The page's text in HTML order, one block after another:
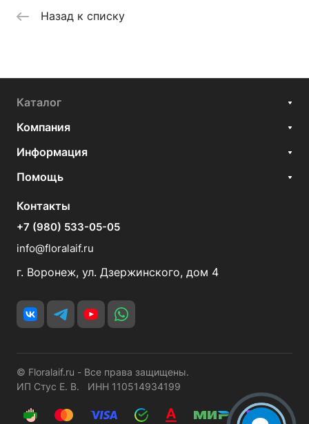
Назад к списку
Каталог
Компания
Информация
Помощь
Контакты
+7 (980) 533-05-05
info@floralaif.ru
г. Воронеж, ул. Дзержинского, дом 4
© Floralaif.ru - Все права защищены.
ИП Стус Е. В. ИНН 110514934199